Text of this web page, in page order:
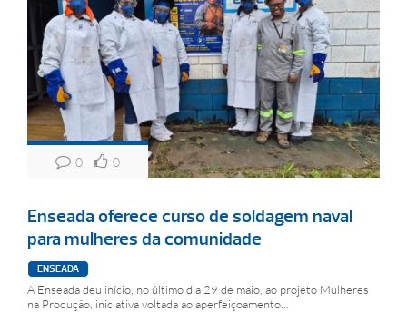
0 0
Enseada oferece curso de soldagem naval
para mulheres da comunidade
ENSEADA
A Enseada deu início, no último dia 29 de maio, ao projeto Mulheres
na Produção, iniciativa voltada ao aperfeiçoamento...